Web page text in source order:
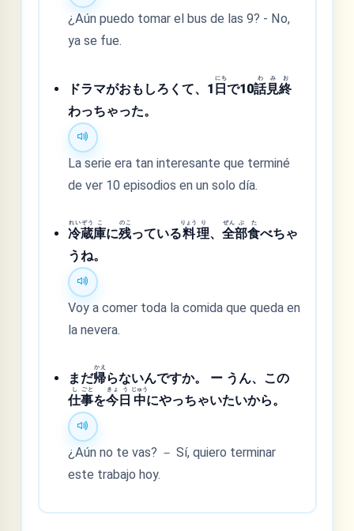
¿Aún puedo tomar el bus de las 9? - No,
ya se fue.
ドラマがおもしろくて、1 日
にち
で10話
わ
見
み
終
お
わっちゃった。
La serie era tan interesante que terminé
de ver 10 episodios en un solo día.
冷
れい
蔵
ぞう
庫
こ
に残
のこ
っている料
りょう
理
り
、全
ぜん
部
ぶ
食
た
べちゃ
うね。
Voy a comer toda la comida que queda en
la nevera.
まだ帰
かえ
らないんですか。 ー うん、この
仕
し
事
ごと
を今
きょ
日
う
中
じゅう
にやっちゃいたいから。
¿Aún no te vas? － Sí, quiero terminar
este trabajo hoy.